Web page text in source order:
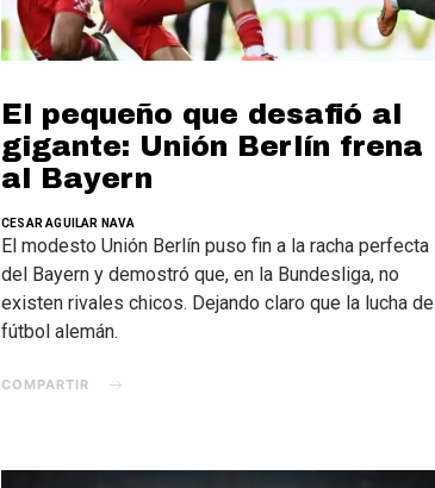
El pequeño que desafió al
gigante: Unión Berlín frena
al Bayern
CESAR AGUILAR NAVA
El modesto Unión Berlín puso fin a la racha perfecta
del Bayern y demostró que, en la Bundesliga, no
existen rivales chicos. Dejando claro que la lucha del
fútbol alemán.
COMPARTIR